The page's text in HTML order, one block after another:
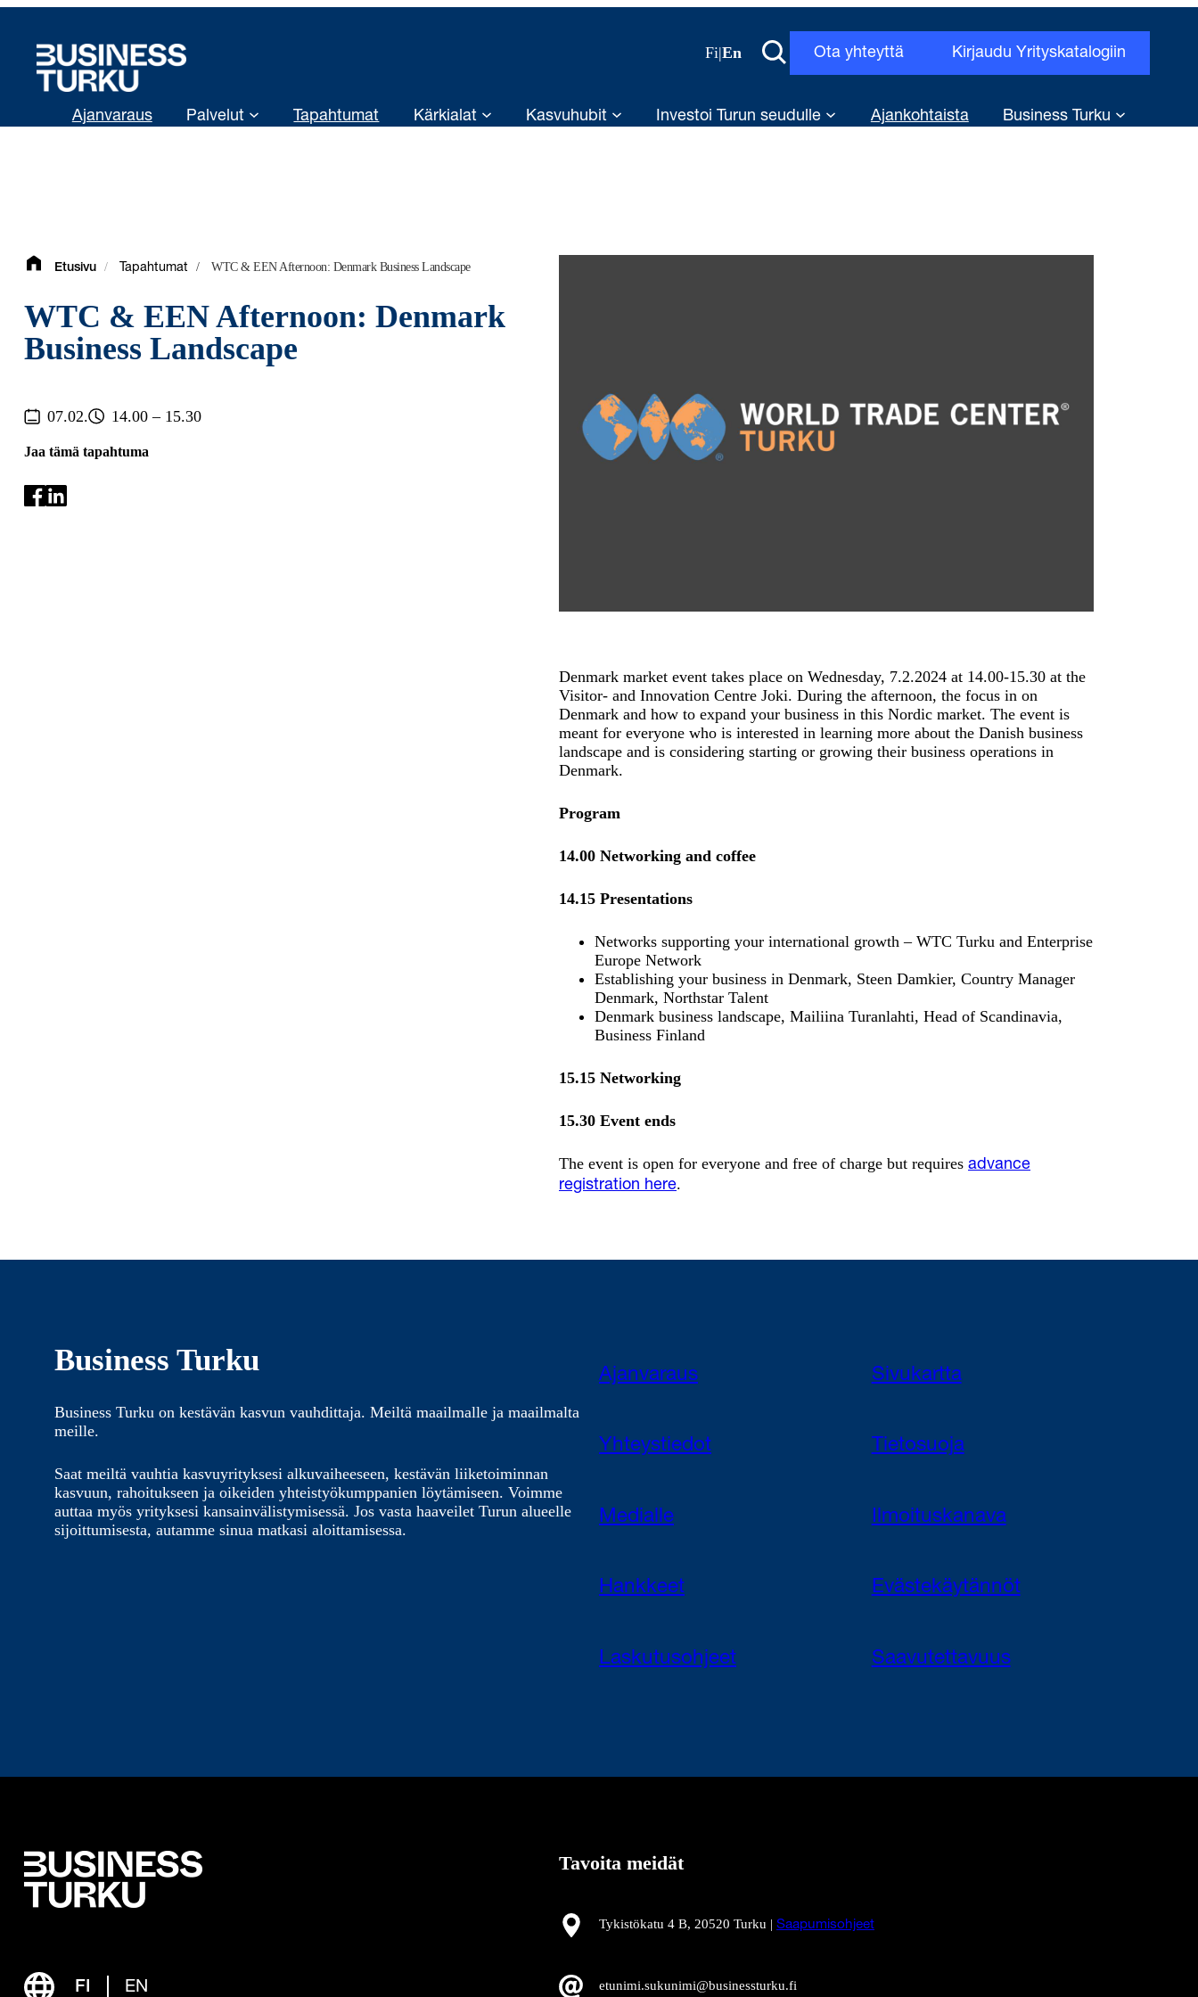
Fi|En Ota yhteyttä Kirjaudu Yrityskatalogiin
Ajanvaraus Palvelut Tapahtumat Kärkialat Kasvuhubit Investoi Turun seudulle Ajankohtaista Business Turku
Etusivu / Tapahtumat / WTC & EEN Afternoon: Denmark Business Landscape
WTC & EEN Afternoon: Denmark
Business Landscape
07.02. 14.00 – 15.30
Jaa tämä tapahtuma
Denmark market event takes place on Wednesday, 7.2.2024 at 14.00-15.30 at the
Visitor- and Innovation Centre Joki. During the afternoon, the focus in on
Denmark and how to expand your business in this Nordic market. The event is
meant for everyone who is interested in learning more about the Danish business
landscape and is considering starting or growing their business operations in
Denmark.
Program
14.00 Networking and coffee
14.15 Presentations
Networks supporting your international growth – WTC Turku and Enterprise
Europe Network
Establishing your business in Denmark, Steen Damkier, Country Manager
Denmark, Northstar Talent
Denmark business landscape, Mailiina Turanlahti, Head of Scandinavia,
Business Finland
15.15 Networking
15.30 Event ends
The event is open for everyone and free of charge but requires advance
registration here.
Business Turku
Business Turku on kestävän kasvun vauhdittaja. Meiltä maailmalle ja maailmalta
meille.
Saat meiltä vauhtia kasvuyrityksesi alkuvaiheeseen, kestävän liiketoiminnan
kasvuun, rahoitukseen ja oikeiden yhteistyökumppanien löytämiseen. Voimme
auttaa myös yrityksesi kansainvälistymisessä. Jos vasta haaveilet Turun alueelle
sijoittumisesta, autamme sinua matkasi aloittamisessa.
Ajanvaraus
Yhteystiedot
Medialle
Hankkeet
Laskutusohjeet
Sivukartta
Tietosuoja
Ilmoituskanava
Evästekäytännöt
Saavutettavuus
FI EN
Tavoita meidät
Tykistökatu 4 B, 20520 Turku | Saapumisohjeet
etunimi.sukunimi@businessturku.fi